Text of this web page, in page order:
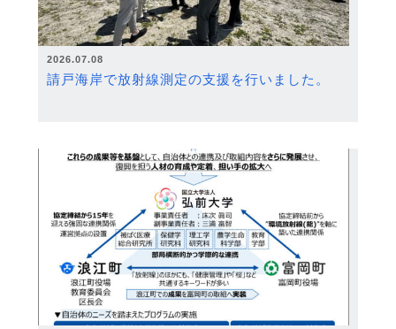
2026.07.08
請戸海岸で放射線測定の支援を行いました。